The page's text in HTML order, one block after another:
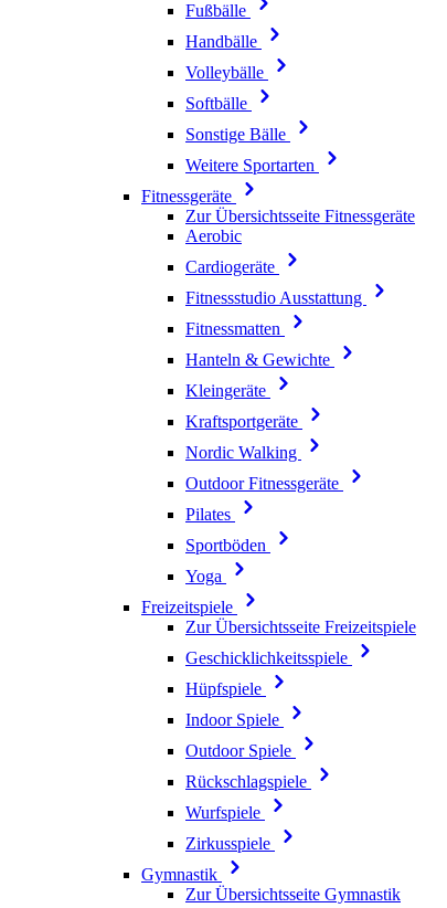
Fußbälle
Handbälle
Volleybälle
Softbälle
Sonstige Bälle
Weitere Sportarten
Fitnessgeräte
Zur Übersichtsseite Fitnessgeräte
Aerobic
Cardiogeräte
Fitnessstudio Ausstattung
Fitnessmatten
Hanteln & Gewichte
Kleingeräte
Kraftsportgeräte
Nordic Walking
Outdoor Fitnessgeräte
Pilates
Sportböden
Yoga
Freizeitspiele
Zur Übersichtsseite Freizeitspiele
Geschicklichkeitsspiele
Hüpfspiele
Indoor Spiele
Outdoor Spiele
Rückschlagspiele
Wurfspiele
Zirkusspiele
Gymnastik
Zur Übersichtsseite Gymnastik